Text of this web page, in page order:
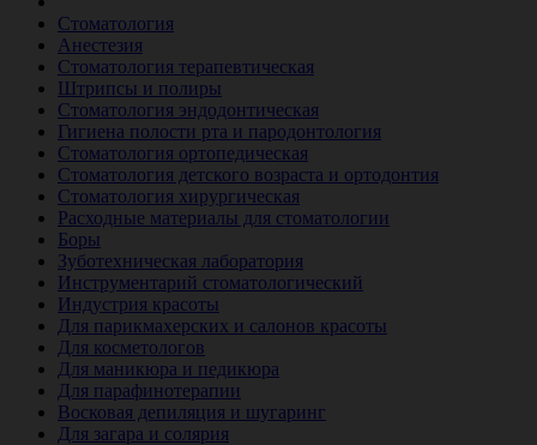
Стоматология
Анестезия
Стоматология терапевтическая
Штрипсы и полиры
Стоматология эндодонтическая
Гигиена полости рта и пародонтология
Стоматология ортопедическая
Стоматология детского возраста и ортодонтия
Стоматология хирургическая
Расходные материалы для стоматологии
Боры
Зуботехническая лаборатория
Инструментарий стоматологический
Индустрия красоты
Для парикмахерских и салонов красоты
Для косметологов
Для маникюра и педикюра
Для парафинотерапии
Восковая депиляция и шугаринг
Для загара и солярия